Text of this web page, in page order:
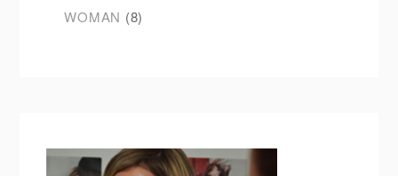
WOMAN (8)